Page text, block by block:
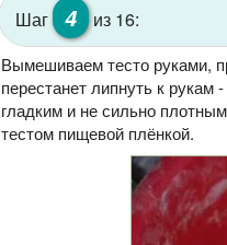
Шаг 4 из 16:
Вымешиваем тесто руками,
перестанет липнуть к рукам
гладким и не сильно
тестом пищевой плёнкой.